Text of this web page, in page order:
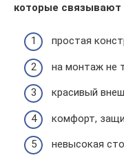
которые связывают
простая
на монтаж не
красивый
комфорт,
невысокая